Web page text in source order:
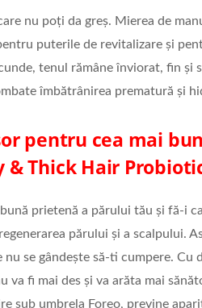
nu poți da greș. Mierea de
puterile de revitalizare și
tenul rămâne înviorat, fin
îmbătrânirea prematură și
pentru cea mai
& Thick Hair
prietenă a părului tău și fă-i
părului și a scalpului.
nu se gândește să-ti cumpere. Cu
va fi mai des și va arăta mai
sub umbrela Foreo, previne